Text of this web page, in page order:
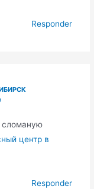
Responder
сломаную
центр в
Responder